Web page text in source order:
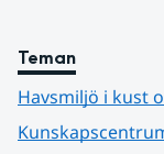
Teman
Havsmiljö i kust